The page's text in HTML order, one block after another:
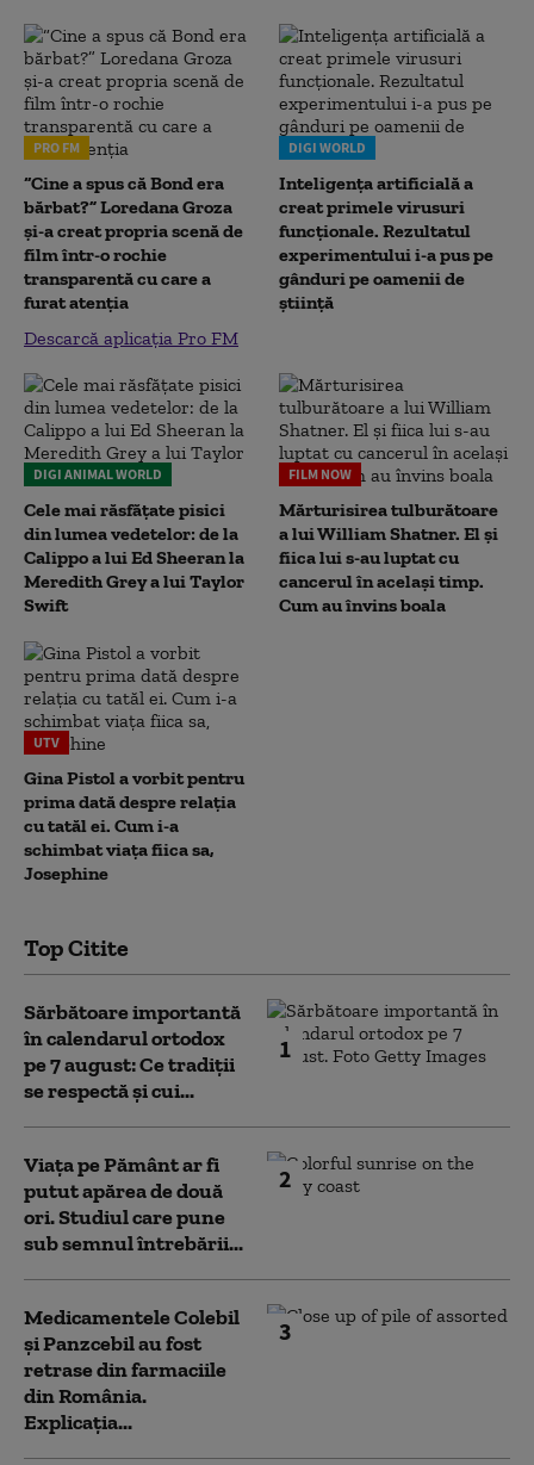
PRO FM
“Cine a spus că Bond era
bărbat?” Loredana Groza
și-a creat propria scenă de
film într-o rochie
transparentă cu care a
furat atenția
Descarcă aplicația Pro FM
DIGI WORLD
Inteligența artificială a
creat primele virusuri
funcționale. Rezultatul
experimentului i-a pus pe
gânduri pe oamenii de
știință
DIGI ANIMAL WORLD
Cele mai răsfățate pisici
din lumea vedetelor: de la
Calippo a lui Ed Sheeran la
Meredith Grey a lui Taylor
Swift
FILM NOW
Mărturisirea tulburătoare
a lui William Shatner. El și
fiica lui s-au luptat cu
cancerul în același timp.
Cum au învins boala
UTV
Gina Pistol a vorbit pentru
prima dată despre relația
cu tatăl ei. Cum i-a
schimbat viața fiica sa,
Josephine
Top Citite
1
Sărbătoare importantă
în calendarul ortodox
pe 7 august: Ce tradiții
se respectă și cui...
2
Viața pe Pământ ar fi
putut apărea de două
ori. Studiul care pune
sub semnul întrebării...
3
Medicamentele Colebil
și Panzcebil au fost
retrase din farmaciile
din România.
Explicația...